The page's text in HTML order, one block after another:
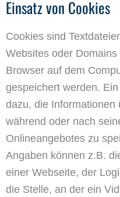
Einsatz von Cookies
Cookies sind
Websites oder
Browser auf dem
gespeichert werden.
dazu, die Informationen
während oder nach
Onlineangebotes zu
Angaben können z.B.
einer Webseite, der
die Stelle, an der ein